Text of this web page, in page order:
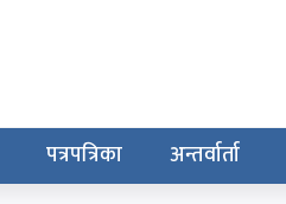
पत्रपत्रिका अन्तर्वार्ता